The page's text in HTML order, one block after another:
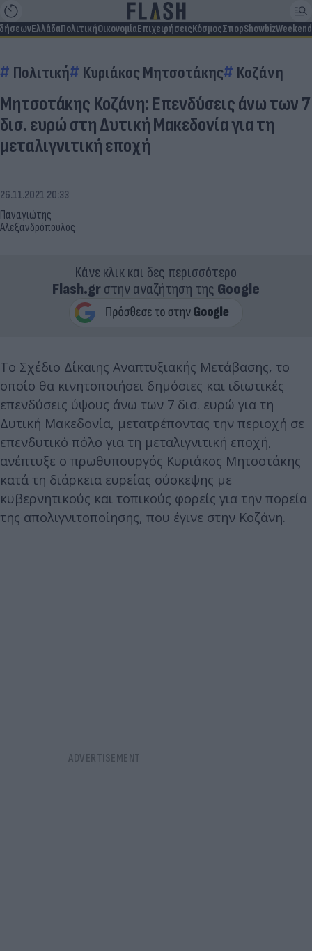
ΕλλάδαΠολιτικήΟικονομίαΕπιχειρήσειςΚόσμοςΣπορShowbizWeekend
Πολιτική Κυριάκος Μητσοτάκης Κοζάνη
Μητσοτάκης Κοζάνη: Eπενδύσεις άνω των 7
δισ. ευρώ στη Δυτική Μακεδονία για τη
μεταλιγνιτική εποχή
Παναγιώτης
Αλεξανδρόπουλος
26.11.2021 20:33
Κάνε κλικ και δες περισσότερο
Flash.grστην αναζήτηση της Google
Το Σχέδιο Δίκαιης Αναπτυξιακής Μετάβασης, το
οποίο θα κινητοποιήσει δημόσιες και ιδιωτικές
επενδύσεις ύψους άνω των 7 δισ. ευρώ για τη
Δυτική Μακεδονία, μετατρέποντας την περιοχή σε
επενδυτικό πόλο για τη μεταλιγνιτική εποχή,
ανέπτυξε ο πρωθυπουργός Κυριάκος Μητσοτάκης
κατά τη διάρκεια ευρείας σύσκεψης με
κυβερνητικούς και τοπικούς φορείς για την πορεία
της απολιγνιτοποίησης, που έγινε στην Κοζάνη.